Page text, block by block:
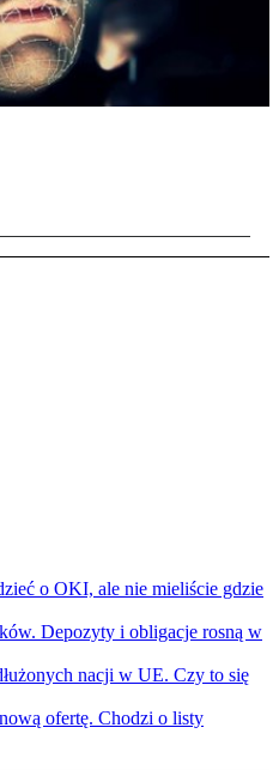
o OKI, ale nie mieliście gdzie
Depozyty i obligacje rosną w
nacji w UE. Czy to się
ofertę. Chodzi o listy